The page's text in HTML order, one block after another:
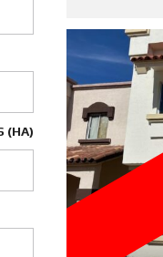
(HA)